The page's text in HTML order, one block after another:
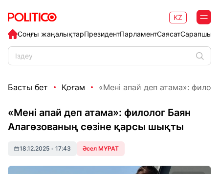
Соңғы жаңалықтарПрезидентПарламентСаясат
KZ
Басты бет Қоғам «Мені апай деп атама»:
«Мені апай деп атама»: филолог Баян
Алагөзованың сөзіне қарсы шықты
18.12.2025 • 17:43 Әсел МҰРАТ